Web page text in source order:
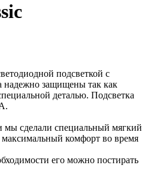
подсветкой с
надежно защищены так как
деталью. Подсветка
сделали специальный мягкий
комфорт во время
его можно постирать